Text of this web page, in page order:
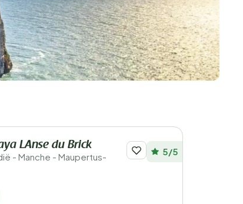
LAnse du Brick
- Manche - Maupertus-
5/5